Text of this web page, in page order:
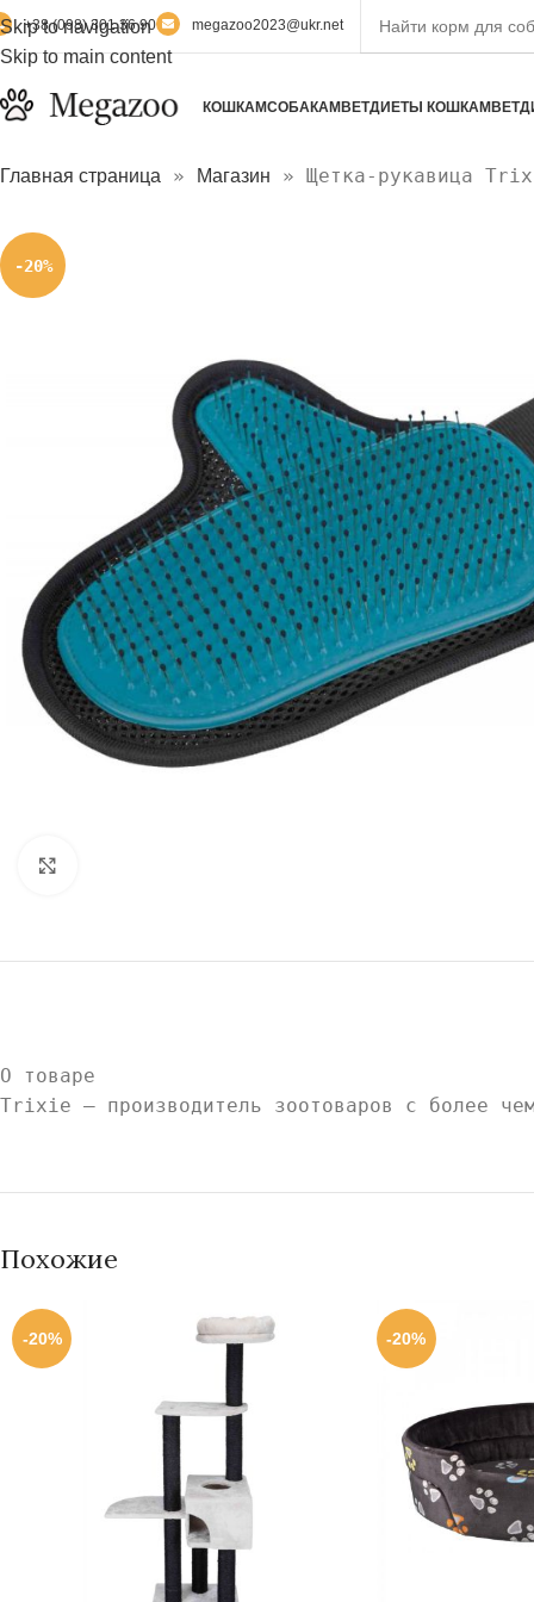
Skip to navigation
Skip to main content
+38 (098) 301 36 90 megazoo2023@ukr.net
КОШКАМСОБАКАМ ВЕТДИЕТЫ КОШКАМ
Главная страница » Магазин » Щетка-рукавица
-20%
О товаре
Trixie — производитель зоотоваров с более
Похожие
-20% -20%